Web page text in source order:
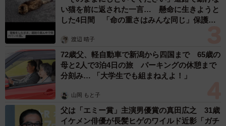
戸に支店を置くCDショップ、タワレコとHMVがタッグを組
しまったが、その一方で、春ごろから休みなく飛び回り続
けた松本監督は10kg近く体重が落ちたという。……心労？
◆ ◆ ◆
い猫を前に返された一言… 懸命に生きようと
した4日間 「命の重さはみんな同じ」保護団
渡辺 晴子
72歳父、軽自動車で新潟から四国まで 65歳の
母と2人で3泊4日の旅 パーキングの休憩まで
分刻み… 「大学生でも組まねえよ！」
山岡 もと子
父は「エミー賞」主演男優賞の真田広之 31歳
イケメン俳優が長髪ヒゲのワイルド近影「ガチ